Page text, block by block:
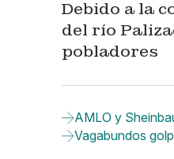
Debido a la
del río
pobladores
AMLO y
Vagabundos